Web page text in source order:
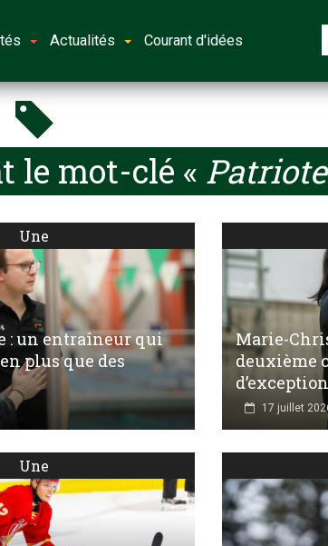
Actualités Courant d'idées
le mot-clé «
Une
: un entraîneur qui
plus que des
Marie-
deuxième
d’exception
17 juillet
Une